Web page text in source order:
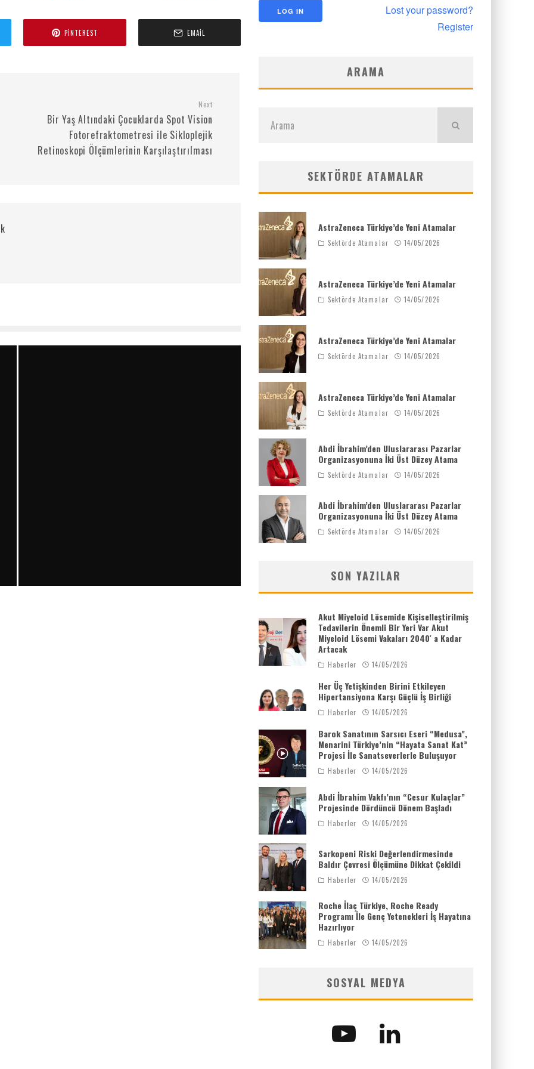
PINTEREST EMAIL
Next
Bir Yaş Altındaki Çocuklarda Spot Vision
Fotorefraktometresi ile Sikloplejik
Retinoskopi Ölçümlerinin Karşılaştırılması
Lost your password?
Register
ARAMA
SEKTÖRDE ATAMALAR
AstraZeneca Türkiye’de Yeni Atamalar
Sektörde Atamalar 14/05/2026
AstraZeneca Türkiye’de Yeni Atamalar
Sektörde Atamalar 14/05/2026
AstraZeneca Türkiye’de Yeni Atamalar
Sektörde Atamalar 14/05/2026
AstraZeneca Türkiye’de Yeni Atamalar
Sektörde Atamalar 14/05/2026
Abdi İbrahim’den Uluslararası Pazarlar
Organizasyonuna İki Üst Düzey Atama
Sektörde Atamalar 14/05/2026
Abdi İbrahim’den Uluslararası Pazarlar
Organizasyonuna İki Üst Düzey Atama
Sektörde Atamalar 14/05/2026
SON YAZILAR
Akut Miyeloid Lösemide Kişiselleştirilmiş
Tedavilerin Önemli Bir Yeri Var Akut
Miyeloid Lösemi Vakaları 2040′ a Kadar
Artacak
Haberler 14/05/2026
Her Üç Yetişkinden Birini Etkileyen
Hipertansiyona Karşı Güçlü İş Birliği
Haberler 14/05/2026
Barok Sanatının Sarsıcı Eseri “Medusa”,
Menarini Türkiye’nin “Hayata Sanat Kat”
Projesi İle Sanatseverlerle Buluşuyor
Haberler 14/05/2026
Abdi İbrahim Vakfı’nın “Cesur Kulaçlar”
Projesinde Dördüncü Dönem Başladı
Haberler 14/05/2026
Sarkopeni Riski Değerlendirmesinde
Baldır Çevresi Ölçümüne Dikkat Çekildi
Haberler 14/05/2026
Roche İlaç Türkiye, Roche Ready
Programı İle Genç Yetenekleri İş Hayatına
Hazırlıyor
Haberler 14/05/2026
SOSYAL MEDYA